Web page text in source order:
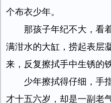
个布衣少年。
那孩子年纪不大，看
满泔水的大缸，捞起表层
来，反复擦拭手中生锈的
少年擦拭得仔细，手
才十五六岁，却是一副老